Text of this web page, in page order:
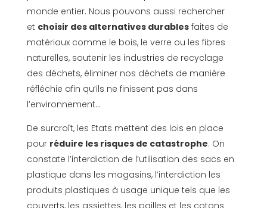
monde entier. Nous pouvons aussi rechercher
et choisir des alternatives durables faites de
matériaux comme le bois, le verre ou les fibres
naturelles, soutenir les industries de recyclage
des déchets, éliminer nos déchets de manière
réfléchie afin qu’ils ne finissent pas dans
l’environnement…
De surcroît, les Etats mettent des lois en place
pour réduire les risques de catastrophe. On
constate l’interdiction de l’utilisation des sacs en
plastique dans les magasins, l’interdiction les
produits plastiques à usage unique tels que les